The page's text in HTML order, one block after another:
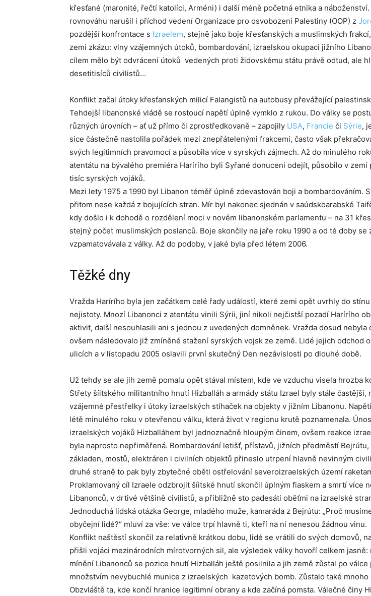
křesťané (maronité, řečtí katolíci, Arméni) i další méně početná etnika a
rovnováhu narušil i příchod vedení Organizace pro osvobození Palestiny (OOP) z
pozdější konfrontace s Izraelem, stejně jako boje křesťanských a muslimských
zemi zkázu: vlny vzájemných útoků, bombardování, izraelskou okupaci jižního
cílem mělo být odvrácení útoků vedených proti židovskému státu právě odtud, ale
desetitisíců civilistů…
Konflikt začal útoky křesťanských milicí Falangistů na autobusy převážející
Tehdejší libanonské vládě se rostoucí napětí úplně vymklo z rukou. Do války se
různých úrovních – ať už přímo či zprostředkovaně – zapojily USA, Francie či Sýrie,
sice částečně nastolila pořádek mezi znepřátelenými frakcemi, často však
svých legitimních pravomocí a působila více v syrských zájmech. Až do minulého
atentátu na bývalého premiéra Harírího byli Syřané donuceni odejít, působilo v zemi
tisíc syrských vojáků.
Mezi lety 1975 a 1990 byl Libanon téměř úplně zdevastován boji a bombardováním.
přitom nese každá z bojujících stran. Mír byl nakonec sjednán v saúdskoarabské
kdy došlo i k dohodě o rozdělení moci v novém libanonském parlamentu – na 31
stejný počet muslimských poslanců. Boje skončily na jaře roku 1990 a od té doby se
vzpamatovávala z války. Až do podoby, v jaké byla před létem 2006.
Těžké dny
Vražda Harírího byla jen začátkem celé řady událostí, které zemi opět uvrhly do
nejistoty. Mnozí Libanonci z atentátu vinili Sýrii, jiní nikoli nejčistší pozadí Harírího
aktivit, další nesouhlasili ani s jednou z uvedených domněnek. Vražda dosud nebyla
ovšem následovalo již zmíněné stažení syrských vojsk ze země. Lidé jejich odchod
ulicích a v listopadu 2005 oslavili první skutečný Den nezávislosti po dlouhé době.
Už tehdy se ale jih země pomalu opět stával místem, kde ve vzduchu visela hrozba
Střety šíitského militantního hnutí Hizballáh a armády státu Izrael byly stále častější,
vzájemné přestřelky i útoky izraelských stíhaček na objekty v jižním Libanonu.
létě minulého roku v otevřenou válku, která život v regionu krutě poznamenala.
izraelských vojáků Hizballáhem byl jednoznačně hloupým činem, ovšem reakce
byla naprosto nepřiměřená. Bombardování letišť, přístavů, jižních předměstí Bejrútu,
základen, mostů, elektráren i civilních objektů přineslo utrpení hlavně nevinným
druhé straně to pak byly zbytečné oběti ostřelování severoizraelských území
Proklamovaný cíl Izraele odzbrojit šíitské hnutí skončil úplným fiaskem a smrtí více
Libanonců, v drtivé většině civilistů, a přibližně sto padesáti oběťmi na izraelské
Jednoduchá lidská otázka George, mladého muže, kamaráda z Bejrútu: „Proč
obyčejní lidé?“ mluví za vše: ve válce trpí hlavně ti, kteří na ní nenesou žádnou vinu.
Konflikt naštěstí skončil za relativně krátkou dobu, lidé se vrátili do svých domovů,
přišli vojáci mezinárodních mírotvorných sil, ale výsledek války hovoří celkem jasně:
mínění Libanonců se pozice hnutí Hizballáh ještě posilnila a jih země zůstal po válce
množstvím nevybuchlé munice z izraelských kazetových bomb. Zůstalo také mnoho
Obzvláště ta, kde končí hranice legitimní obrany a kde začíná pomsta. Válečné činy